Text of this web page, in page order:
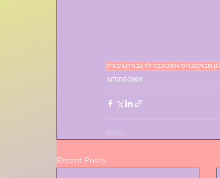
גיבורהגבורהכוכבה לויפיגוע סבויסבוי
אשת החודש
Recent Posts